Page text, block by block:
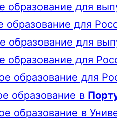
образование для
образование для
образование для
образование для
образование для
образование в
образование в